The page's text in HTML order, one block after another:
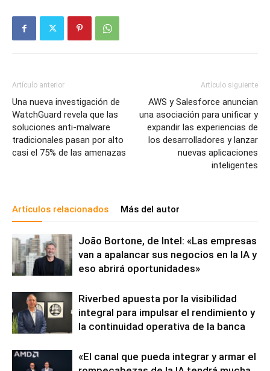
Artículo anterior
Una nueva investigación de
WatchGuard revela que las
soluciones anti-malware
tradicionales pasan por alto
casi el 75% de las amenazas
Artículo siguiente
AWS y Salesforce anuncian
una asociación para unificar y
expandir las experiencias de
los desarrolladores y lanzar
nuevas aplicaciones
inteligentes
Artículos relacionados Más del autor
João Bortone, de Intel: «Las empresas
van a apalancar sus negocios en la IA y
eso abrirá oportunidades»
Riverbed apuesta por la visibilidad
integral para impulsar el rendimiento y
la continuidad operativa de la banca
«El canal que pueda integrar y armar el